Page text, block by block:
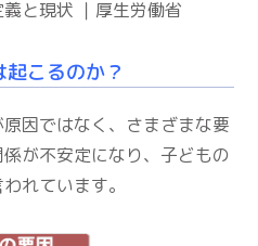
と現状 ｜厚生労働省
こるのか？
因ではなく、さまざまな要
が不安定になり、子どもの
れています。